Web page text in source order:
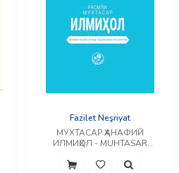
Fazilet Neşriyat
МУХТАСАР ҲАНАФИЙ
ИЛМИҲОЛ - MUHTASAR